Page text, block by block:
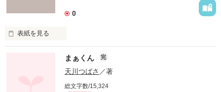
0
表紙を見る
思うままに自由に書いてみました。
まぁくん 完
天川つばさ ／著
総文字数/15,324